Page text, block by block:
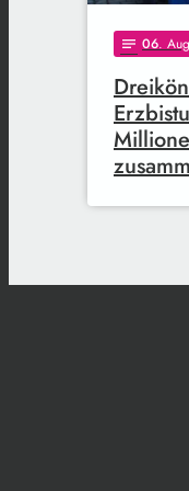
notes 06.